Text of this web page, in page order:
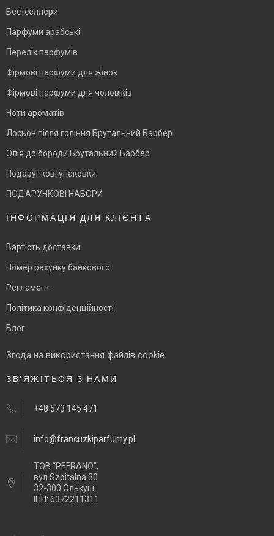
Бестселлери
Парфуми арабські
Перелік парфумів
Фірмові парфуми для жінок
Фірмові парфуми для чоловіків
Ноти ароматів
Лосьон після гоління Брутальний Барбер
Олія до бороди Брутальний Барбер
Подарункові упаковки
ПОДАРУНКОВІ НАБОРИ
ІНФОРМАЦІЯ ДЛЯ КЛІЄНТА
Вартість доставки
Номер рахунку банкового
Регламент
Політика конфіденційності
Блог
Згода на використання файлів cookie
ЗВ'ЯЖІТЬСЯ З НАМИ
+48 573 145 471
info@francuzkiparfumy.pl
ТОВ “PEFRANO",
вул Szpitalna 30
32-300 Олькуш
ІПН: 6372211311